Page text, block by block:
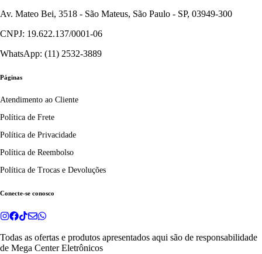
Av. Mateo Bei, 3518 - São Mateus, São Paulo - SP, 03949-300
CNPJ: 19.622.137/0001-06
WhatsApp: (11) 2532-3889
Páginas
Atendimento ao Cliente
Política de Frete
Política de Privacidade
Política de Reembolso
Política de Trocas e Devoluções
Conecte-se conosco
Todas as ofertas e produtos apresentados aqui são de responsabilidade
de Mega Center Eletrônicos